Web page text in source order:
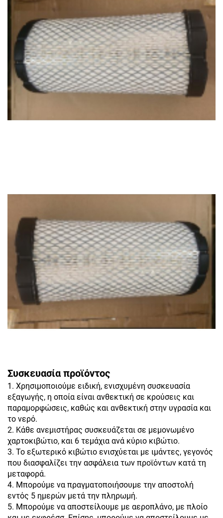
Συσκευασία προϊόντος
1. Χρησιμοποιούμε ειδική, ενισχυμένη συσκευασία
εξαγωγής, η οποία είναι ανθεκτική σε κρούσεις και
παραμορφώσεις, καθώς και ανθεκτική στην υγρασία και
το νερό.
2. Κάθε ανεμιστήρας συσκευάζεται σε μεμονωμένο
χαρτοκιβώτιο, και 6 τεμάχια ανά κύριο κιβώτιο.
3. Το εξωτερικό κιβώτιο ενισχύεται με ιμάντες, γεγονός
που διασφαλίζει την ασφάλεια των προϊόντων κατά τη
μεταφορά.
4. Μπορούμε να πραγματοποιήσουμε την αποστολή
εντός 5 ημερών μετά την πληρωμή.
5. Μπορούμε να αποστείλουμε με αεροπλάνο, με πλοίο